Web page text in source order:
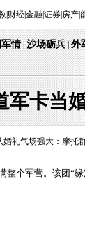
| 财经|金融|证券| 房产|
情|沙场砺兵|外
军卡当
整个军营。该团